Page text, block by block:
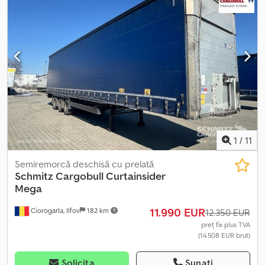
XL), zona de încărcare (L x l x Î): 13.620 mm x 2.480 mm x 2.900 mm,
dimensiunea anvelopelor: 435/50 R19.5, volumul zonei de
încărcare: 97 m³, prima axă: , a doua axă: , a treia axă: , suspensie
pneumatică, protecție spate, axă liftabilă, sistem de frânare
electronic EBS, 1 conector cu 15 pini și 2 conectori cu 7 pini,
protecție împotriva stropilor. Vă rugăm să consultați o prezentare
generală a tuturor vehiculelor disponibile pe site-ul nostru web.
Aveți nevoie de finanțare? Oferim soluții de finanțare
personalizate, contracte de service complete și servicii
telematice. Vă stăm la dispoziție pentru consiliere personală.
Credpfx Alezpb Uxj Nsf
1 / 11
Ciorogarla, Ilfov 182 km
Semiremorcă deschisă cu prelată
Schmitz CargobullCurtainsider
Mega
11.990 EUR12.350 EUR
preț fix plus TVA
(14.508 EUR brut)
Solicita Sunați